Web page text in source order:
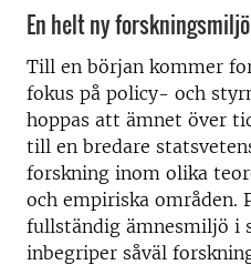
En helt ny forskningsmiljö
Till en början kommer
fokus på policy- och
hoppas att ämnet över
till en bredare
forskning inom olika
och empiriska områden.
fullständig ämnesmiljö i
inbegriper såväl